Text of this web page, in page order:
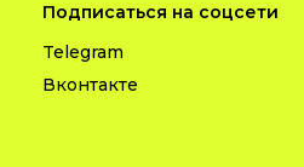
Подписаться на соцсети
Telegram
Вконтакте